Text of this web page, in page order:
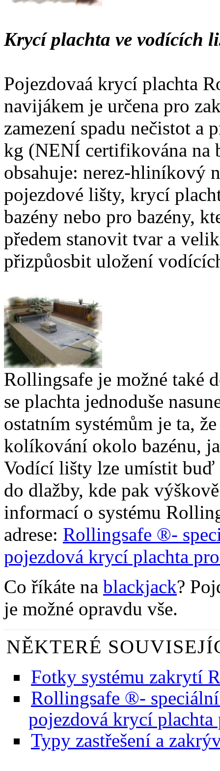
Krycí plachta ve vodících
Pojezdovaá krycí plachta
navijákem je určena pro
zamezení spadu nečistot a
kg (NENÍ certifikována na
obsahuje: nerez-hliníkový
pojezdové lišty, krycí
bazény nebo pro bazény,
předem stanovit tvar a
přizpůosbit uložení
Rollingsafe je možné také
se plachta jednoduše
ostatním systémům je ta,
kolíkování okolo bazénu,
Vodící lišty lze umístit buď
do dlažby, kde pak
informací o systému
adrese: Rollingsafe ®-
pojezdová krycí plachta
Co říkáte na blackjack?
je možné opravdu vše.
NĚKTERÉ
Fotky systému zakrytí
Rollingsafe ®-
pojezdová krycí plachta
Typy zastřešení a